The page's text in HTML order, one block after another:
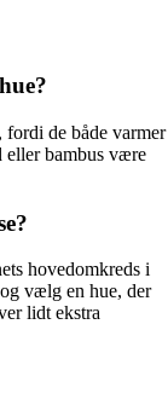
de både varmer
eller bambus være
hovedomkreds i
vælg en hue, der
lidt ekstra